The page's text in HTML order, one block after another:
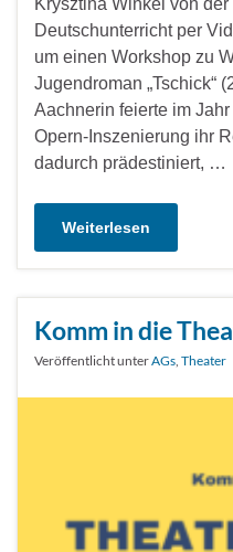
Krysztina Winkel von
Deutschunterricht per
um einen Workshop zu
Jugendroman „Tschick“
Aachnerin feierte im
Opern-Inszenierung ihr
dadurch prädestiniert, …
Weiterlesen
Komm in die
Veröffentlicht unterAGs, Theater